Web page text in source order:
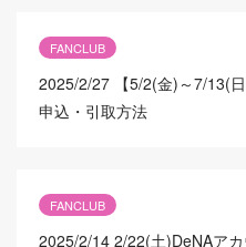
FANCLUB
2025/2/27 【5/2(金)～7/13(
申込・引取方法
FANCLUB
2025/2/14 2/22(土)DeNAア